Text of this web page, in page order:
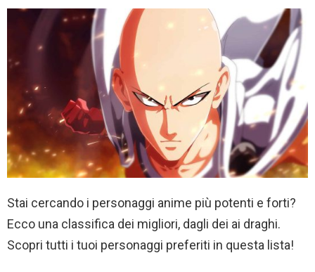
Stai cercando i personaggi anime più potenti e forti?
Ecco una classifica dei migliori, dagli dei ai draghi.
Scopri tutti i tuoi personaggi preferiti in questa lista!